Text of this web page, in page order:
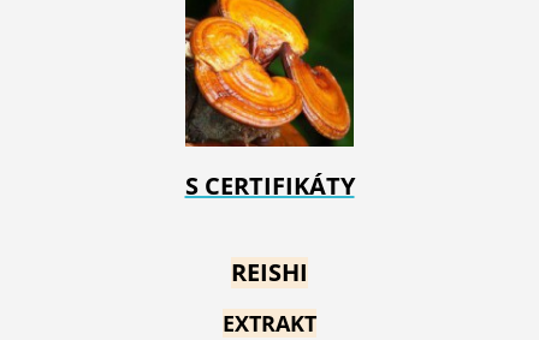
S CERTIFIKÁTY
REISHI
EXTRAKT